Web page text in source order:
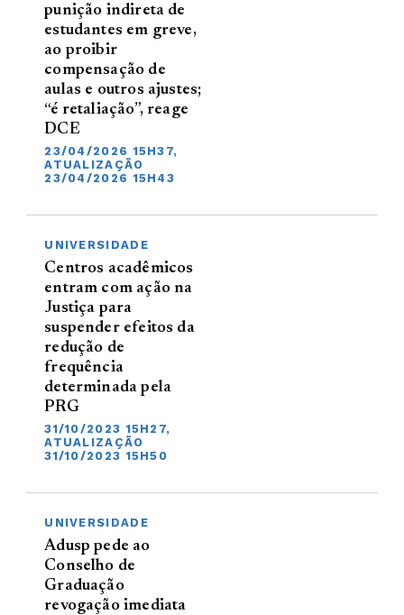
punição indireta de
estudantes em greve,
ao proibir
compensação de
aulas e outros ajustes;
“é retaliação”, reage
DCE
23/04/2026 15H37,
ATUALIZAÇÃO
23/04/2026 15H43
UNIVERSIDADE
Centros acadêmicos
entram com ação na
Justiça para
suspender efeitos da
redução de
frequência
determinada pela
PRG
31/10/2023 15H27,
ATUALIZAÇÃO
31/10/2023 15H50
UNIVERSIDADE
Adusp pede ao
Conselho de
Graduação
revogação imediata